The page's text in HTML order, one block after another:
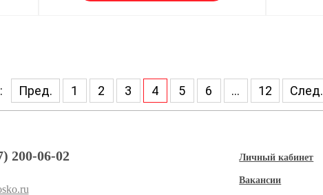
Пред. 1 2 3 4 5 6 ... 12 След.
200-06-02 Личный кабинет
Вакансии